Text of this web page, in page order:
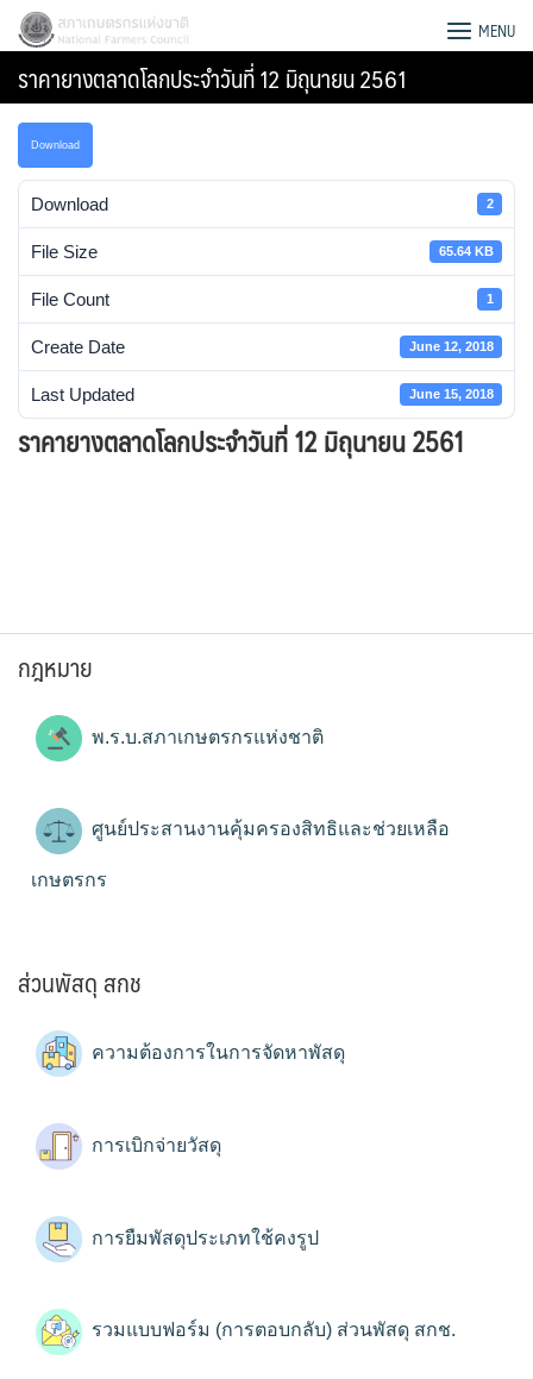
Skip
content
Search
สภาเกษตรกรแห่งชาติ MENU
ราคายางตลาดโลกประจำวันที่ 12 มิถุนายน 2561
Download
Download 2
File Size 65.64 KB
File Count 1
Create Date June 12, 2018
Last Updated June 15, 2018
ราคายางตลาดโลกประจำวันที่ 12 มิถุนายน 2561
กฎหมาย
พ.ร.บ.สภาเกษตรกรแห่งชาติ
ศูนย์ประสานงานคุ้มครองสิทธิและช่วยเหลือ
เกษตรกร
ส่วนพัสดุ สกช
ความต้องการในการจัดหาพัสดุ
การเบิกจ่ายวัสดุ
การยืมพัสดุประเภทใช้คงรูป
รวมแบบฟอร์ม (การตอบกลับ) ส่วนพัสดุ สกช.